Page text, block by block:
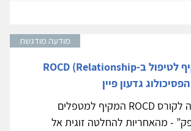
מודעה מודגשת
קורס חדש ומקיף לטיפול ב-ROCD (Relationship
נפתחה ההרשמה לקורס ROCD המקיף למטפלים
- מהאחריות להחלטה זוגית אל